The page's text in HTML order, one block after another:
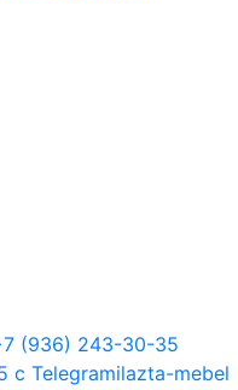
(936) 243-30-35
с Telegramilazta-mebel